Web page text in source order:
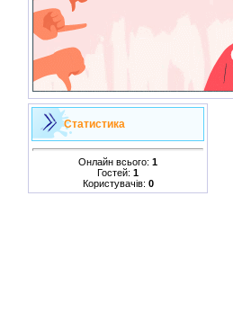
Статистика
Онлайн всього: 1
Гостей: 1
Користувачів: 0